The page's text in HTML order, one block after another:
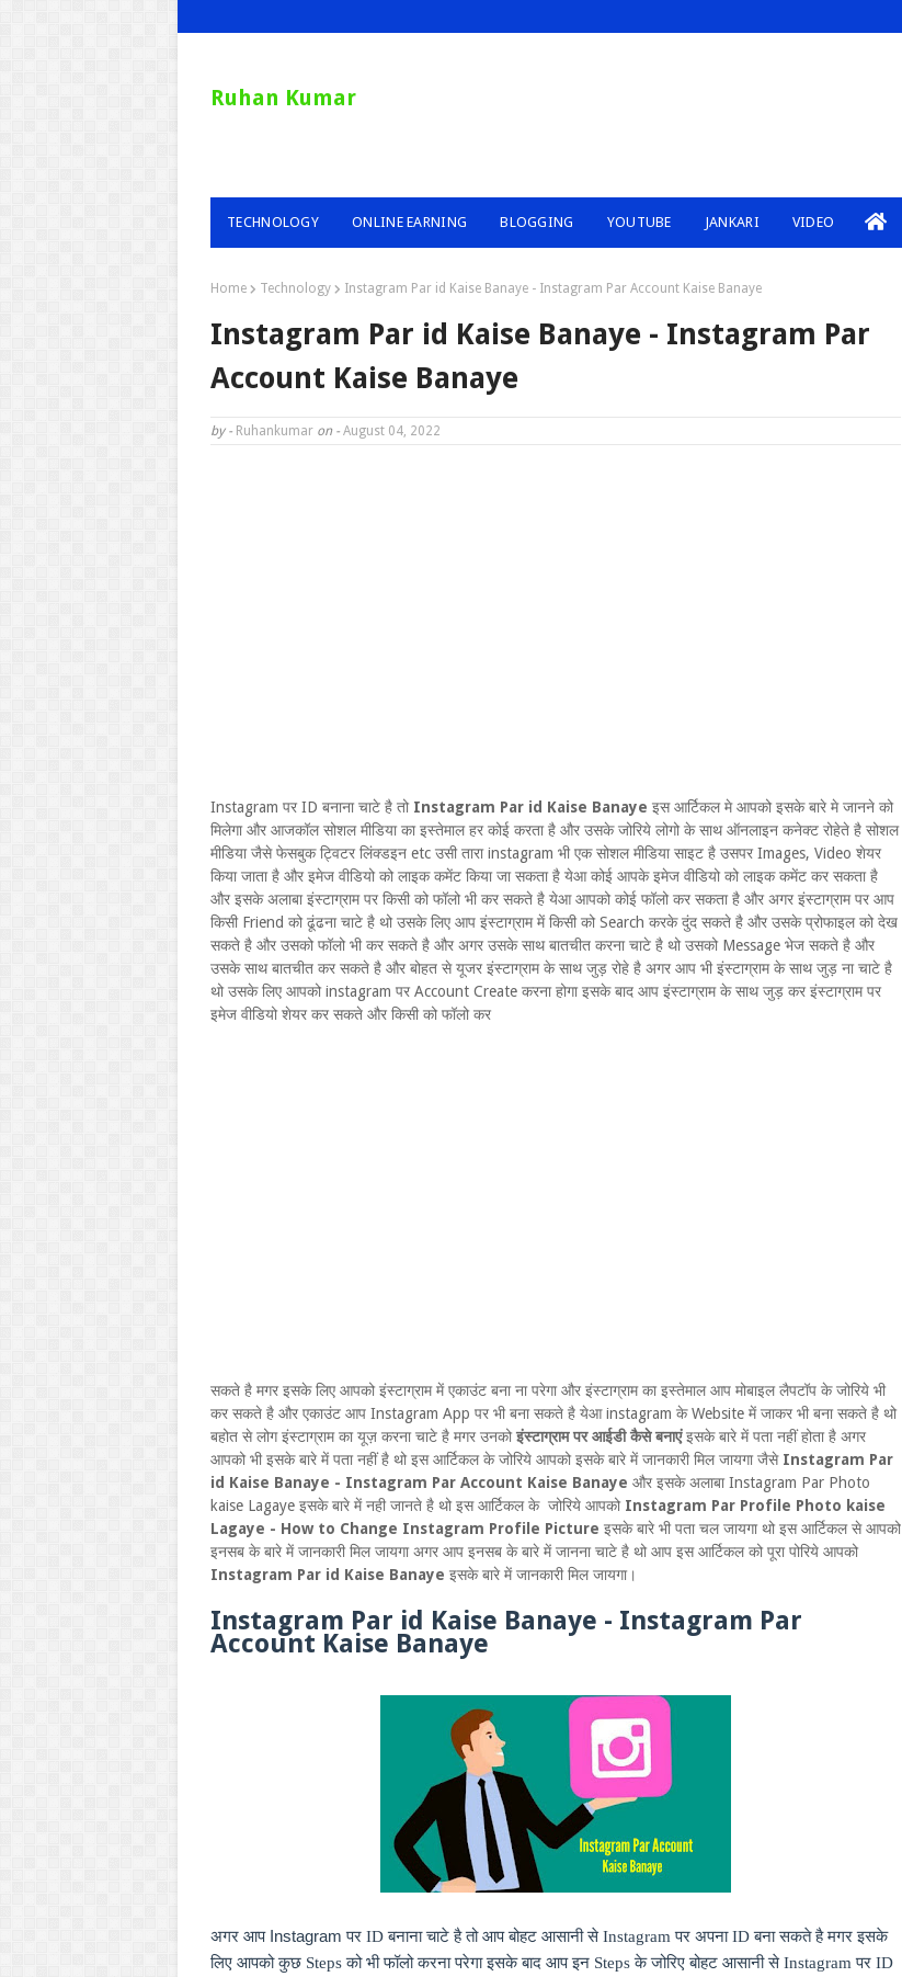
Ruhan Kumar
TECHNOLOGY ONLINE EARNING BLOGGING YOUTUBE JANKARI VIDEO
Home Technology Instagram Par id Kaise Banaye - Instagram Par Account Kaise Banaye
Instagram Par id Kaise Banaye - Instagram Par
Account Kaise Banaye
by - Ruhankumar on - August 04, 2022
Instagram पर ID बनाना चाटे है तो Instagram Par id Kaise Banaye इस आर्टिकल मे आपको इसके बारे मे जानने को
मिलेगा और आजकॉल सोशल मीडिया का इस्तेमाल हर कोई करता है और उसके जोरिये लोगो के साथ ऑनलाइन कनेक्ट रोहेते है सोशल
मीडिया जैसे फेसबुक ट्विटर लिंक्डइन etc उसी तारा instagram भी एक सोशल मीडिया साइट है उसपर Images, Video शेयर
किया जाता है और इमेज वीडियो को लाइक कमेंट किया जा सकता है येआ कोई आपके इमेज वीडियो को लाइक कमेंट कर सकता है
और इसके अलाबा इंस्टाग्राम पर किसी को फॉलो भी कर सकते है येआ आपको कोई फॉलो कर सकता है और अगर इंस्टाग्राम पर आप
किसी Friend को ढूंढना चाटे है थो उसके लिए आप इंस्टाग्राम में किसी को Search करके दुंद सकते है और उसके प्रोफाइल को देख
सकते है और उसको फॉलो भी कर सकते है और अगर उसके साथ बातचीत करना चाटे है थो उसको Message भेज सकते है और
उसके साथ बातचीत कर सकते है और बोहत से यूजर इंस्टाग्राम के साथ जुड़ रोहे है अगर आप भी इंस्टाग्राम के साथ जुड़ ना चाटे है
थो उसके लिए आपको instagram पर Account Create करना होगा इसके बाद आप इंस्टाग्राम के साथ जुड़ कर इंस्टाग्राम पर
इमेज वीडियो शेयर कर सकते और किसी को फॉलो कर
सकते है मगर इसके लिए आपको इंस्टाग्राम में एकाउंट बना ना परेगा और इंस्टाग्राम का इस्तेमाल आप मोबाइल लैपटॉप के जोरिये भी
कर सकते है और एकाउंट आप Instagram App पर भी बना सकते है येआ instagram के Website में जाकर भी बना सकते है थो
बहोत से लोग इंस्टाग्राम का यूज़ करना चाटे है मगर उनकोइंस्टाग्राम पर आईडी कैसे बनाएंइसके बारे में पता नहीं होता है अगर
आपको भी इसके बारे में पता नहीं है थो इस आर्टिकल के जोरिये आपको इसके बारे में जानकारी मिल जायगा जैसे Instagram Par
id Kaise Banaye - Instagram Par Account Kaise Banaye और इसके अलाबा Instagram Par Photo
kaise Lagaye इसके बारे में नही जानते है थो इस आर्टिकल के जोरिये आपको Instagram Par Profile Photo kaise
Lagaye - How to Change Instagram Profile Picture इसके बारे भी पता चल जायगा थो इस आर्टिकल से आपको
इनसब के बारे में जानकारी मिल जायगा अगर आप इनसब के बारे में जानना चाटे है थो आप इस आर्टिकल को पूरा पोरिये आपको
Instagram Par id Kaise Banaye इसके बारे में जानकारी मिल जायगा।
Instagram Par id Kaise Banaye - Instagram Par
Account Kaise Banaye
अगर आप Instagramपर IDबनाना चाटे है तो आप बोहट आसानी सेInstagramपर अपनाIDबना सकते है मगर इसके
लिए आपको कुछ Stepsको भी फॉलो करना परेगा इसके बाद आप इन Stepsके जोरिए बोहट आसानी सेInstagram पर ID